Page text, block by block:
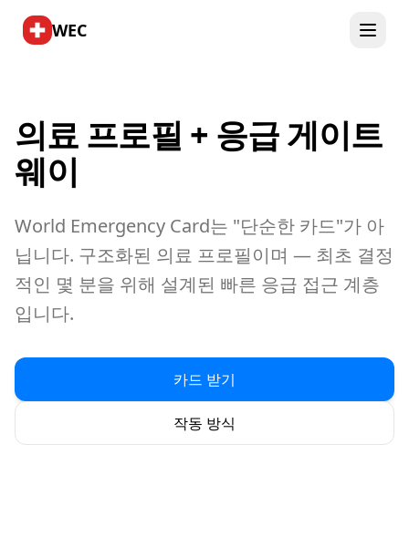
WEC
의료 프로필 + 응급 게이트
웨이
World Emergency Card는 "단순한 카드"가 아
닙니다. 구조화된 의료 프로필이며 — 최초 결정
적인 몇 분을 위해 설계된 빠른 응급 접근 계층
입니다.
카드 받기
작동 방식